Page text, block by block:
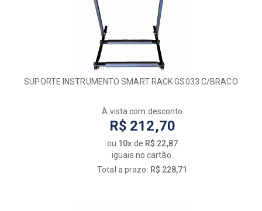
SUPORTE INSTRUMENTO SMART RACK GS033 C/BRACO
À vista com desconto
R$ 212,70
ou 10x de R$ 22,87
iguais no cartão.
Total a prazo: R$ 228,71